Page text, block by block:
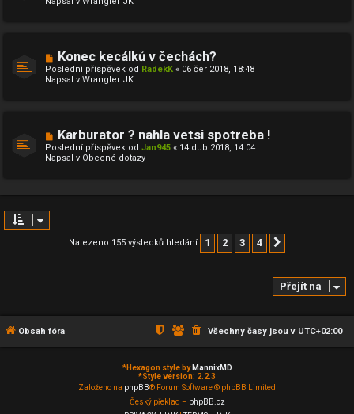
ý
ě
v
N
o
v
ý
ě
v
Konec kecálků v čechách?
Poslední příspěvek od RadekK « 06 čer 2018, 18:48
Napsal v Wrangler JK
N
o
v
ý
í
Karburator ? nahla vetsi spotreba !
Poslední příspěvek od Jan945 « 14 dub 2018, 14:04
Napsal v Obecné dotazy
Nalezeno 155 výsledků hledání 1 2 3 4
Přejít na
Obsah fóra Všechny časy jsou v UTC+02:00
*Hexagon style by MannixMD
*Style version: 2.2.3
Založeno na phpBB® Forum Software © phpBB Limited
Český překlad – phpBB.cz